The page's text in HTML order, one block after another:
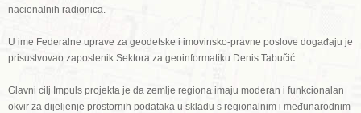
nacionalnih radionica.
U ime Federalne uprave za geodetske i imovinsko-pravne poslove događaju je
prisustvovao zaposlenik Sektora za geoinformatiku Denis Tabučić.
Glavni cilj Impuls projekta je da zemlje regiona imaju moderan i funkcionalan
okvir za dijeljenje prostornih podataka u skladu s regionalnim i međunarodnim